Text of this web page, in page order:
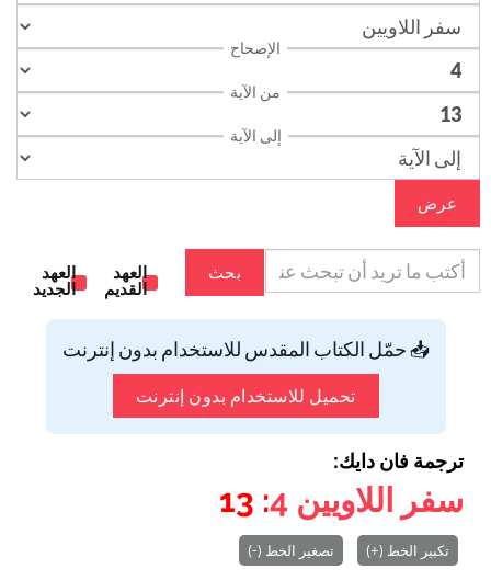
الإصحاح
من الآية
إلى الآية
عرض
بحث
العهد
القديم
العهد
الجديد
📥 حمّل الكتاب المقدس للاستخدام بدون إنترنت
تحميل للاستخدام بدون إنترنت
ترجمة فان دايك:
سفر اللاويين 4
: 13
تكبير الخط (+) تصغير الخط (-)